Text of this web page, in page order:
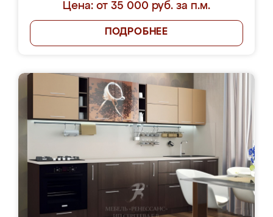
Цена: от 35 000 руб. за п.м.
ПОДРОБНЕЕ